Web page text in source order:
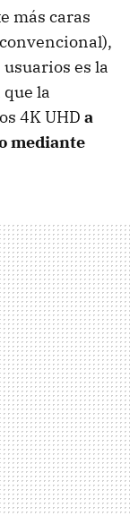
más caras
es la
la
4K UHD a
mediante